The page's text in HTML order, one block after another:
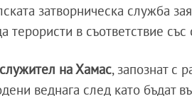
затворническа служба
терористи в съответствие
на Хамас, запознат с
веднага след като бъдат